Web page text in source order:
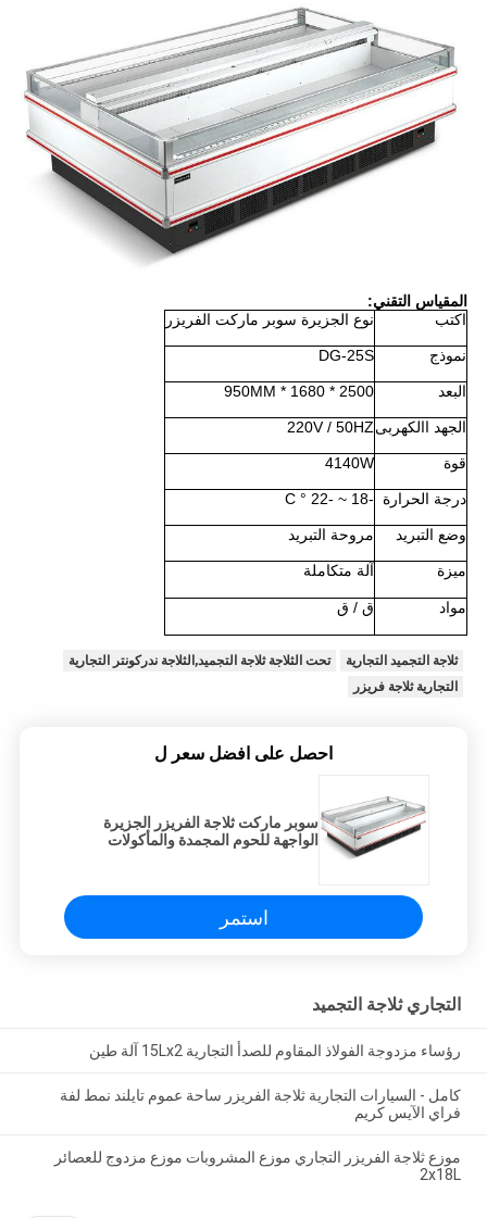
المقياس التقني:
اكتب
نوع الجزيرة سوبر ماركت الفريزر
نموذج DG-25S
البعد 2500 * 1680 * 950MM
الجهد االكهربى220V / 50HZ
قوة 4140W
درجة الحرارة -18 ~ -22 ° C
وضع التبريد مروحة التبريد
ميزة آلة متكاملة
مواد ق / ق
ثلاجة التجميد التجارية
تحت الثلاجة ثلاجة التجميد,الثلاجة ندركونتر التجارية
التجارية ثلاجة فريزر
احصل على افضل سعر ل
سوبر ماركت ثلاجة الفريزر الجزيرة
الواجهة للحوم المجمدة والمأكولات
استمر
التجاري ثلاجة التجميد
رؤساء مزدوجة الفولاذ المقاوم للصدأ التجارية 15Lx2 آلة طين
كامل - السيارات التجارية ثلاجة الفريزر ساحة عموم تايلند نمط لفة
فراي الآيس كريم
موزع ثلاجة الفريزر التجاري موزع المشروبات موزع مزدوج للعصائر
2x18L